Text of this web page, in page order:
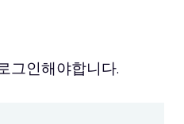
그인해야합니다.